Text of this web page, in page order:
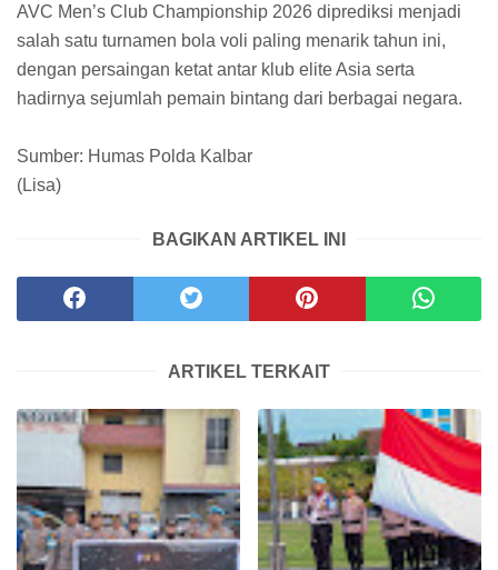
AVC Men’s Club Championship 2026 diprediksi menjadi
salah satu turnamen bola voli paling menarik tahun ini,
dengan persaingan ketat antar klub elite Asia serta
hadirnya sejumlah pemain bintang dari berbagai negara.
Sumber: Humas Polda Kalbar
(Lisa)
BAGIKAN ARTIKEL INI
ARTIKEL TERKAIT